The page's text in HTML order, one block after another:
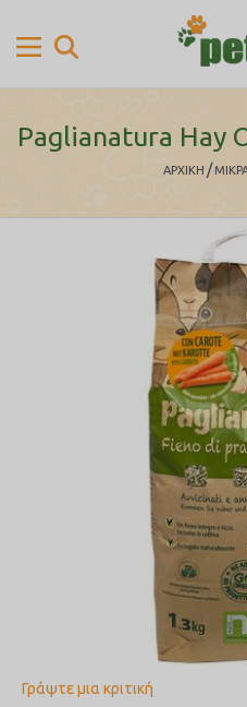
Paglianatura Hay
ΑΡΧΙΚΉ /
Γράψτε μια κριτική